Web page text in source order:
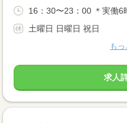
16：30〜23：00 ＊実働6
土曜日 日曜日 祝日
も
求人